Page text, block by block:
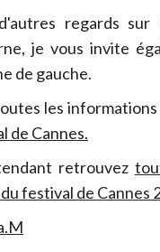
regards
je vous invite
de gauche.
les
de Cannes.
retrouvez
festival de Cannes